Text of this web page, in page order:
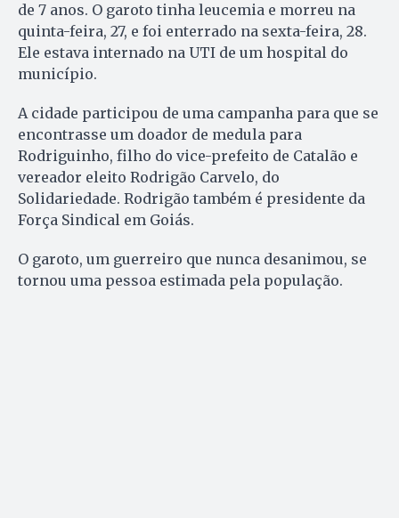
de 7 anos. O garoto tinha leucemia e morreu na
quinta-feira, 27, e foi enterrado na sexta-feira, 28.
Ele estava internado na UTI de um hospital do
município.
A cidade participou de uma campanha para que se
encontrasse um doador de medula para
Rodriguinho, filho do vice-prefeito de Catalão e
vereador eleito Rodrigão Carvelo, do
Solidariedade. Rodrigão também é presidente da
Força Sindical em Goiás.
O garoto, um guerreiro que nunca desanimou, se
tornou uma pessoa estimada pela população.